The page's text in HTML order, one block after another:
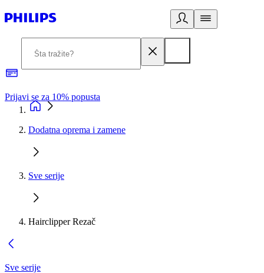
Prijavi se za 10% popusta
Dodatna oprema i zamene
Sve serije
Hairclipper Rezač
Sve serije